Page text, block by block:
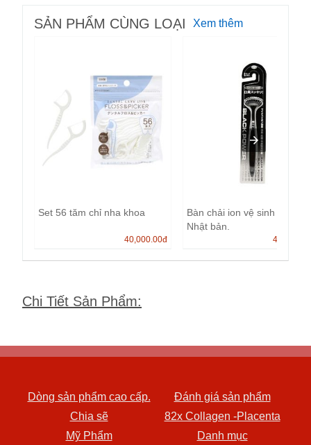
SẢN PHẨM CÙNG LOẠI Xem thêm
Set 56 tăm chỉ nha khoa
40,000.00đ
Bàn chải ion vệ sinh lưỡi
Nhật bản.
45,000.00
Chi Tiết Sản Phẩm:
Dòng sản phẩm cao cấp.
Đánh giá sản phẩm
Chia sẽ
82x Collagen -Placenta
Mỹ Phẩm
Danh mục